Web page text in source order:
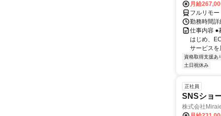
月給
フルリモー
勤務時間
仕事内容 ●
はじめ、
サービスを
資格取得支援あ
土日祝休み
正社員
SNSショ
株式会社